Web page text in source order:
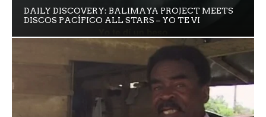
DAILY DISCOVERY: BALIMAYA PROJECT MEETS
DISCOS PACÍFICO ALL STARS – YO TE VI